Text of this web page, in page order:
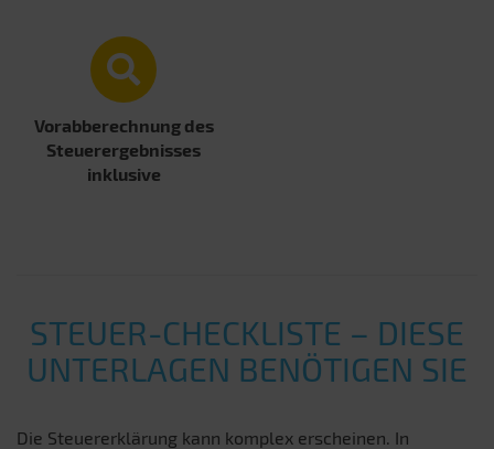
Vorabberechnung des
Steuerergebnisses
inklusive
STEUER-CHECKLISTE – DIESE
UNTERLAGEN BENÖTIGEN SIE
Die Steuererklärung kann komplex erscheinen. In